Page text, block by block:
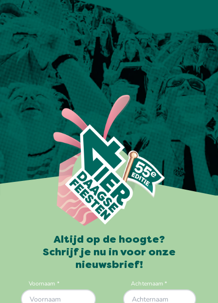
Altijd op de hoogte?
Schrijf je nu in voor onze
nieuwsbrief!